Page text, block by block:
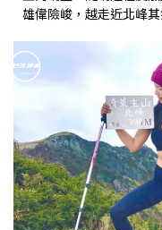
雄偉險峻，越走近北峰